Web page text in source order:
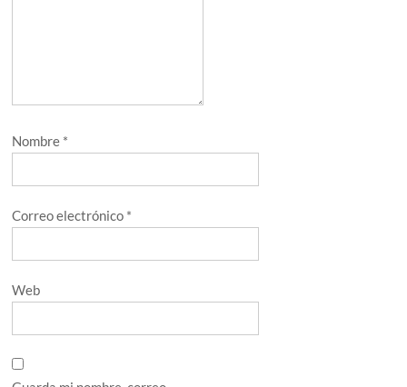
Nombre *
Correo electrónico *
Web